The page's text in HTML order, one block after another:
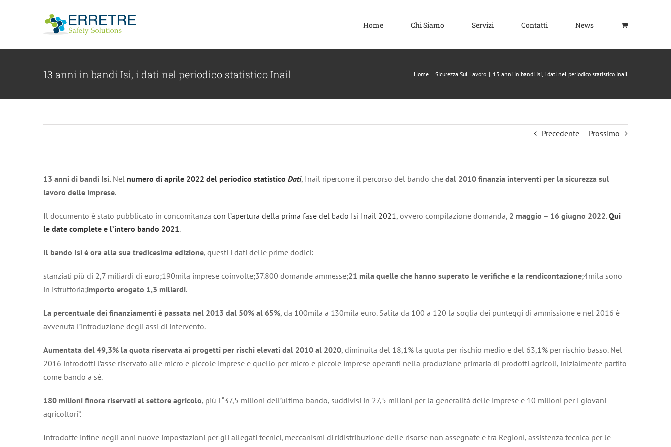
Home Chi Siamo Servizi Contatti News
13 anni in bandi Isi, i dati nel periodico statistico Inail Home | Sicurezza Sul Lavoro | 13 anni in bandi Isi, i dati nel periodico statistico Inail
Precedente Prossimo
13 anni di bandi Isi. Nel numero di aprile 2022 del periodico statistico Dati, Inail ripercorre il percorso del bando che dal 2010 finanzia interventi per la sicurezza sul
lavoro delle imprese.
Il documento è stato pubblicato in concomitanza con l’apertura della prima fase del bado Isi Inail 2021, ovvero compilazione domanda, 2 maggio – 16 giugno 2022.Qui
le date complete e l’intero bando 2021.
Il bando Isi è ora alla sua tredicesima edizione, questi i dati delle prime dodici:
stanziati più di 2,7 miliardi di euro;190mila imprese coinvolte;37.800 domande ammesse;21 mila quelle che hanno superato le verifiche e la rendicontazione;4mila sono
in istruttoria;importo erogato 1,3 miliardi.
La percentuale dei finanziamenti è passata nel 2013 dal 50% al 65%, da 100mila a 130mila euro. Salita da 100 a 120 la soglia dei punteggi di ammissione e nel 2016 è
avvenuta l’introduzione degli assi di intervento.
Aumentata del 49,3% la quota riservata ai progetti per rischi elevati dal 2010 al 2020, diminuita del 18,1% la quota per rischio medio e del 63,1% per rischio basso. Nel
2016 introdotti l’asse riservato alle micro e piccole imprese e quello per micro e piccole imprese operanti nella produzione primaria di prodotti agricoli, inizialmente partito
come bando a sé.
180 milioni finora riservati al settore agricolo, più i “37,5 milioni dell’ultimo bando, suddivisi in 27,5 milioni per la generalità delle imprese e 10 milioni per i giovani
agricoltori”.
Introdotte infine negli anni nuove impostazioni per gli allegati tecnici, meccanismi di ridistribuzione delle risorse non assegnate e tra Regioni, assistenza tecnica per le